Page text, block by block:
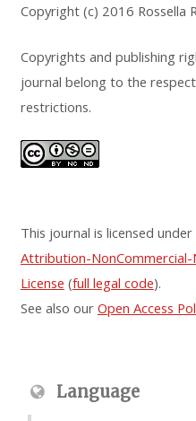
Copyright (c) 2016 Rossella
Copyrights and publishing
journal belong to the
restrictions.
This journal is licensed under
Attribution-
License (full legal code).
See also our Open Access
Language